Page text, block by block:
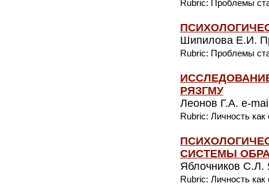
Rubric: Проблемы
Шипилова Е.И.
Rubric: Проблемы
РЯЗГМУ
Леонов Г.А. e-
Rubric: Личность
СИСТЕМЫ
Яблочников С.Л.
Rubric: Личность